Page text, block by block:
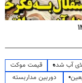
آب شده
قیمت موکت
دوربین مداربسته